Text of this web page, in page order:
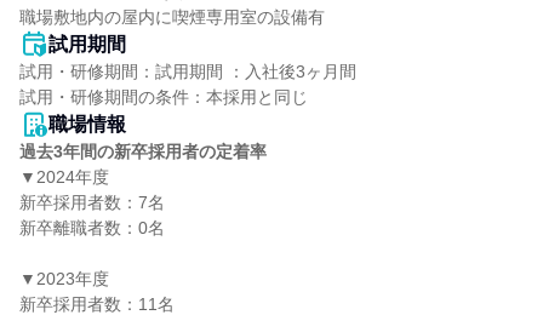
職場敷地内の屋内に喫煙専用室の設備有
試用期間
試用・研修期間：試用期間 ：入社後3ヶ月間
職場情報
過去3年間の新卒採用者の定着率
▼2024年度
新卒採用者数：7名
新卒離職者数：0名
▼2023年度
新卒採用者数：11名